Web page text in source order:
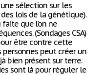
sélection sur les
lois de la génétique).
que l’on ne
(Sondages CSA)
être contre cette
peut créer un
bien présent sur terre.
sont là pour réguler le